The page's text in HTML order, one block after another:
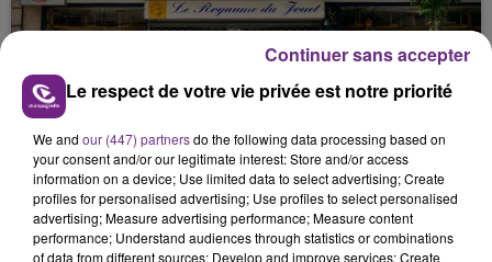
LE MAGASIN JOUÉCLUB DE REIMS FERME
SES PORTES
C'était l'une des institutions du centre-ville
rémois. Le magasin JouéClub est contraint de
fermer ses portes.
TITRES DIFFUSÉS
Le respect de votre vie privée est notre priorité
We and our (447) partnersdo the following data processing based on
your consent and/or our legitimate interest: Store and/or access
information on a device; Use limited data to select advertising; Create
profiles for personalised advertising; Use profiles to select personalised
advertising; Measure advertising performance; Measure content
performance; Understand audiences through statistics or combinations
of data from different sources; Develop and improve services; Create
Continuer sans accepter